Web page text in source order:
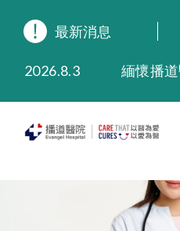
最新消息
2026.8.3
2025.9.23